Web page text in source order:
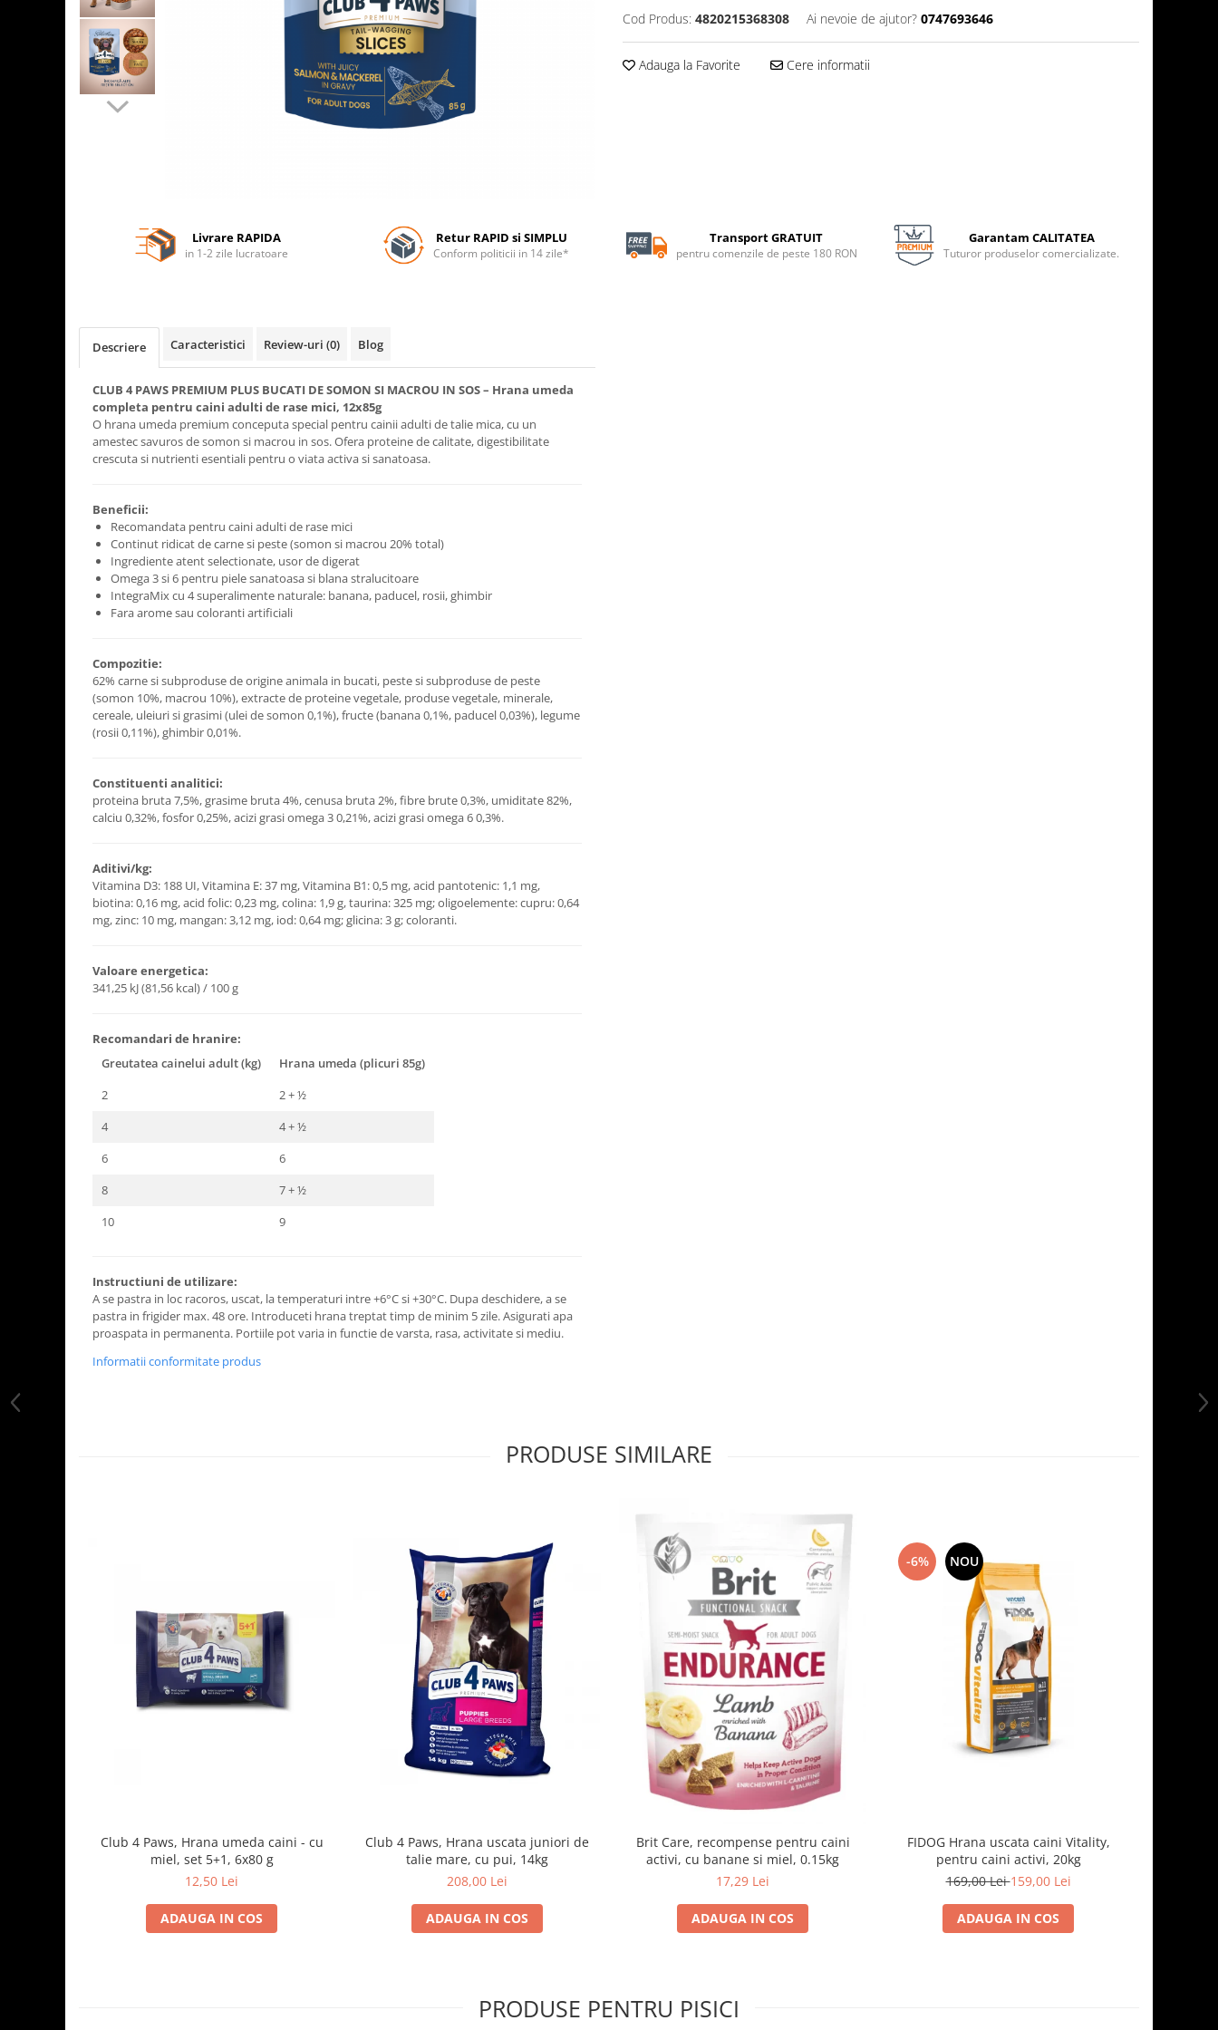
Cod Produs: 4820215368308 Ai nevoie de ajutor? 0747693646
Adauga la Favorite Cere informatii
Livrare RAPIDA
in 1-2 zile lucratoare
Retur RAPID si SIMPLU
Conform politicii in 14 zile*
Transport GRATUIT
pentru comenzile de peste 180 RON
Garantam CALITATEA
Tuturor produselor comercializate.
Descriere Caracteristici Review-uri (0) Blog
CLUB 4 PAWS PREMIUM PLUS BUCATI DE SOMON SI MACROU IN SOS – Hrana umeda
completa pentru caini adulti de rase mici, 12x85g
O hrana umeda premium conceputa special pentru cainii adulti de talie mica, cu un
amestec savuros de somon si macrou in sos. Ofera proteine de calitate, digestibilitate
crescuta si nutrienti esentiali pentru o viata activa si sanatoasa.
Beneficii:
Recomandata pentru caini adulti de rase mici
Continut ridicat de carne si peste (somon si macrou 20% total)
Ingrediente atent selectionate, usor de digerat
Omega 3 si 6 pentru piele sanatoasa si blana stralucitoare
IntegraMix cu 4 superalimente naturale: banana, paducel, rosii, ghimbir
Fara arome sau coloranti artificiali
Compozitie:
62% carne si subproduse de origine animala in bucati, peste si subproduse de peste
(somon 10%, macrou 10%), extracte de proteine vegetale, produse vegetale, minerale,
cereale, uleiuri si grasimi (ulei de somon 0,1%), fructe (banana 0,1%, paducel 0,03%), legume
(rosii 0,11%), ghimbir 0,01%.
Constituenti analitici:
proteina bruta 7,5%, grasime bruta 4%, cenusa bruta 2%, fibre brute 0,3%, umiditate 82%,
calciu 0,32%, fosfor 0,25%, acizi grasi omega 3 0,21%, acizi grasi omega 6 0,3%.
Aditivi/kg:
Vitamina D3: 188 UI, Vitamina E: 37 mg, Vitamina B1: 0,5 mg, acid pantotenic: 1,1 mg,
biotina: 0,16 mg, acid folic: 0,23 mg, colina: 1,9 g, taurina: 325 mg; oligoelemente: cupru: 0,64
mg, zinc: 10 mg, mangan: 3,12 mg, iod: 0,64 mg; glicina: 3 g; coloranti.
Valoare energetica:
341,25 kJ (81,56 kcal) / 100 g
Recomandari de hranire:
Greutatea cainelui adult (kg)
Hrana umeda (plicuri 85g)
2
2 + ½
4
4 + ½
6
6
8
7 + ½
10
9
Instructiuni de utilizare:
A se pastra in loc racoros, uscat, la temperaturi intre +6°C si +30°C. Dupa deschidere, a se
pastra in frigider max. 48 ore. Introduceti hrana treptat timp de minim 5 zile. Asigurati apa
proaspata in permanenta. Portiile pot varia in functie de varsta, rasa, activitate si mediu.
Informatii conformitate produs
PRODUSE SIMILARE
Club 4 Paws, Hrana umeda caini - cu
miel, set 5+1, 6x80 g
12,50 Lei
ADAUGA IN COS
Club 4 Paws, Hrana uscata juniori de
talie mare, cu pui, 14kg
208,00 Lei
ADAUGA IN COS
Brit Care, recompense pentru caini
activi, cu banane si miel, 0.15kg
17,29 Lei
ADAUGA IN COS
-6% NOU
FIDOG Hrana uscata caini Vitality,
pentru caini activi, 20kg
169,00 Lei159,00 Lei
ADAUGA IN COS
PRODUSE PENTRU PISICI